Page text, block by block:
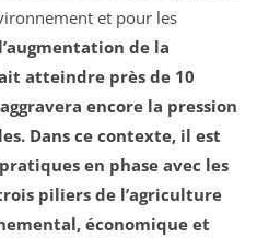
et pour les
de la
atteindre près de 10
encore la pression
. Dans ce contexte, il est
en phase avec les
piliers de l’agriculture
, économique et